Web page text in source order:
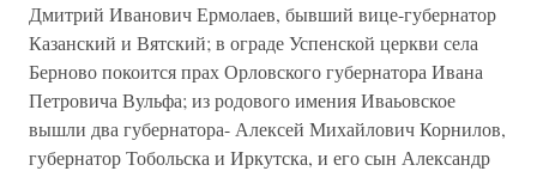
Дмитрий Иванович Ермолаев, бывший вице-губернатор
Казанский и Вятский; в ограде Успенской церкви села
Берново покоится прах Орловского губернатора Ивана
Петровича Вульфа; из родового имения Иваьовское
вышли два губернатора- Алексей Михайлович Корнилов,
губернатор Тобольска и Иркутска, и его сын Александр